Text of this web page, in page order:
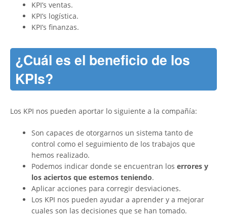
KPI’s ventas.
KPI’s logística.
KPI’s finanzas.
¿Cuál es el beneficio de los
KPIs?
Los KPI nos pueden aportar lo siguiente a la compañía:
Son capaces de otorgarnos un sistema tanto de
control como el seguimiento de los trabajos que
hemos realizado.
Podemos indicar donde se encuentran los errores y
los aciertos que estemos teniendo.
Aplicar acciones para corregir desviaciones.
Los KPI nos pueden ayudar a aprender y a mejorar
cuales son las decisiones que se han tomado.